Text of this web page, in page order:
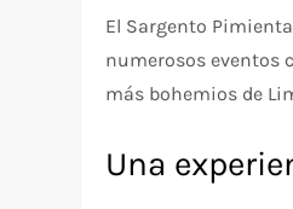
El Sargento
numerosos eventos
más bohemios de
Una